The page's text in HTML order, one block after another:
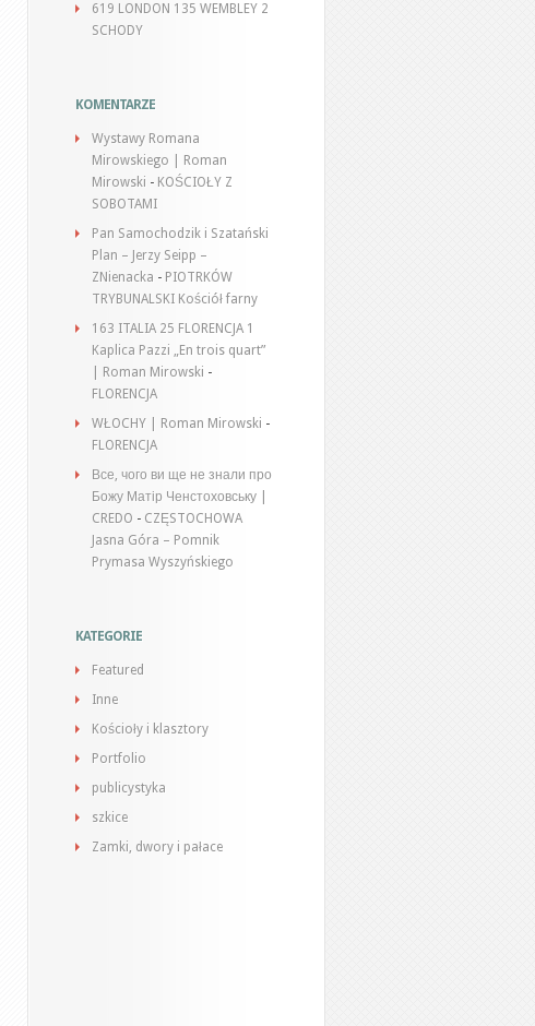
619 LONDON 135 WEMBLEY 2
SCHODY
KOMENTARZE
Wystawy Romana
Mirowskiego | Roman
Mirowski - KOŚCIOŁY Z
SOBOTAMI
Pan Samochodzik i Szatański
Plan – Jerzy Seipp –
ZNienacka - PIOTRKÓW
TRYBUNALSKI Kościół farny
163 ITALIA 25 FLORENCJA 1
Kaplica Pazzi „En trois quart”
| Roman Mirowski -
FLORENCJA
WŁOCHY | Roman Mirowski -
FLORENCJA
Все, чого ви ще не знали про
Божу Матір Ченстоховську |
CREDO - CZĘSTOCHOWA
Jasna Góra – Pomnik
Prymasa Wyszyńskiego
KATEGORIE
Featured
Inne
Kościoły i klasztory
Portfolio
publicystyka
szkice
Zamki, dwory i pałace